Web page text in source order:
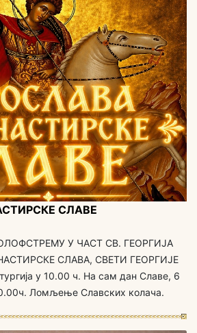
СЛАВЕ
У ЧАСТ СВ. ГЕОРГИЈА
СЛАВА, СВЕТИ ГЕОРГИЈЕ
у 10.00 ч. На сам дан Славе, 6
Ломљење Славских колача.